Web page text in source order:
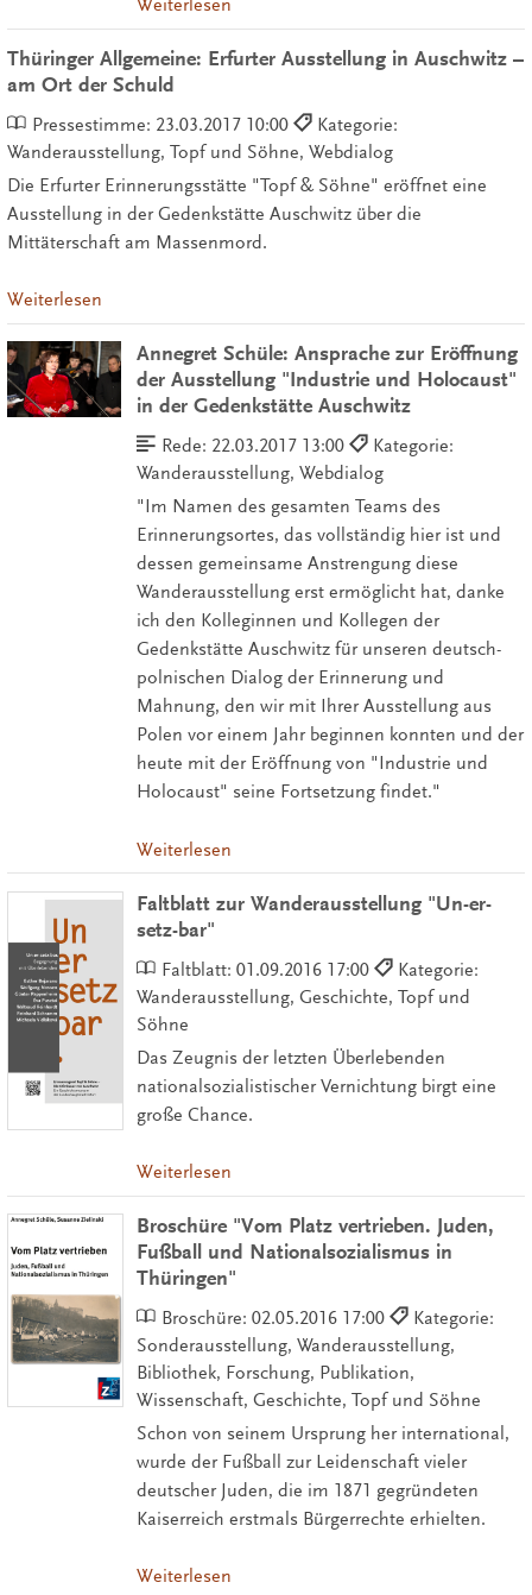
Weiterlesen
Thüringer Allgemeine: Erfurter Ausstellung in Auschwitz –
am Ort der Schuld
Pressestimme: 23.03.2017 10:00
Kategorie:
Wanderausstellung, Topf und Söhne, Webdialog
Die Erfurter Erinnerungsstätte "Topf & Söhne" eröffnet eine
Ausstellung in der Gedenkstätte Auschwitz über die
Mittäterschaft am Massenmord.
Weiterlesen
Annegret Schüle: Ansprache zur Eröffnung
der Ausstellung "Industrie und Holocaust"
in der Gedenkstätte Auschwitz
Rede: 22.03.2017 13:00
Kategorie:
Wanderausstellung, Webdialog
"Im Namen des gesamten Teams des
Erinnerungsortes, das vollständig hier ist und
dessen gemeinsame Anstrengung diese
Wanderausstellung erst ermöglicht hat, danke
ich den Kolleginnen und Kollegen der
Gedenkstätte Auschwitz für unseren deutsch-
polnischen Dialog der Erinnerung und
Mahnung, den wir mit Ihrer Ausstellung aus
Polen vor einem Jahr beginnen konnten und der
heute mit der Eröffnung von "Industrie und
Holocaust" seine Fortsetzung findet."
Weiterlesen
Faltblatt zur Wanderausstellung "Un-er-
setz-bar"
Faltblatt: 01.09.2016 17:00
Kategorie:
Wanderausstellung, Geschichte, Topf und
Söhne
Das Zeugnis der letzten Überlebenden
nationalsozialistischer Vernichtung birgt eine
große Chance.
Weiterlesen
Broschüre "Vom Platz vertrieben. Juden,
Fußball und Nationalsozialismus in
Thüringen"
Broschüre: 02.05.2016 17:00
Kategorie:
Sonderausstellung, Wanderausstellung,
Bibliothek, Forschung, Publikation,
Wissenschaft, Geschichte, Topf und Söhne
Schon von seinem Ursprung her international,
wurde der Fußball zur Leidenschaft vieler
deutscher Juden, die im 1871 gegründeten
Kaiserreich erstmals Bürgerrechte erhielten.
Weiterlesen